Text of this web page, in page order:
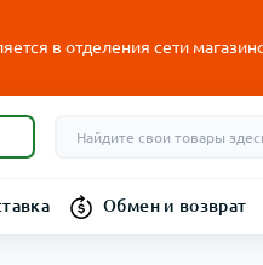
в отделения сети
Обмен и возврат